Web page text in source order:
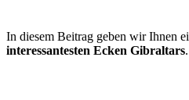
In diesem Beitrag geben wir Ihnen
interessantesten Ecken Gibraltars.